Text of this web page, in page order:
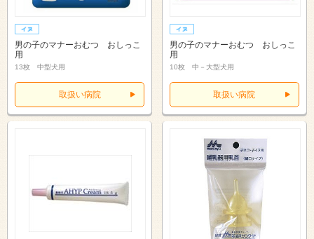
男の子のマナーおむつ おしっこ
用
13枚 中型犬用
取扱い病院
男の子のマナーおむつ おしっこ
用
10枚 中－大型犬用
取扱い病院